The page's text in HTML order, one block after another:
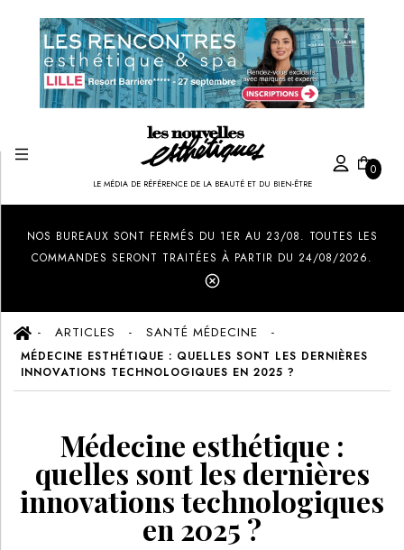
LE MÉDIA DE RÉFÉRENCE DE LA BEAUTÉ ET DU BIEN-ÊTRE
0
NOS BUREAUX SONT FERMÉS DU 1ER AU 23/08. TOUTES LES
COMMANDES SERONT TRAITÉES À PARTIR DU 24/08/2026.
ARTICLES SANTÉ MÉDECINE
MÉDECINE ESTHÉTIQUE : QUELLES SONT LES DERNIÈRES
INNOVATIONS TECHNOLOGIQUES EN 2025 ?
Médecine esthétique :
quelles sont les dernières
innovations technologiques
en 2025 ?